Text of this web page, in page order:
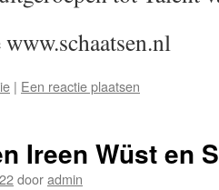
| Een reactie plaatsen
Ireen Wüst en
dooradmin